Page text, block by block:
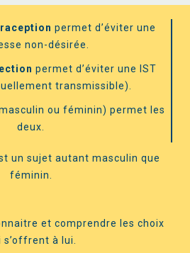
permet d’éviter une
non-désirée.
permet d’éviter une IST
transmissible).
ou féminin) permet les
deux.
un sujet autant masculin que
féminin.
et comprendre les choix
s’offrent à lui.